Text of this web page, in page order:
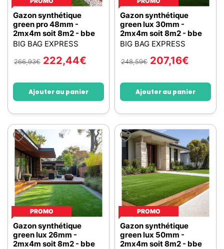
Gazon synthétique
green pro 48mm -
2mx4m soit 8m2 - bbe
BIG BAG EXPRESS
266,93€ 222,44€
Ajouter au panier
Gazon synthétique
green lux 30mm -
2mx4m soit 8m2 - bbe
BIG BAG EXPRESS
248,59€ 207,16€
Ajouter au panier
PROMO
Gazon synthétique
green lux 26mm -
2mx4m soit 8m2 - bbe
PROMO
Gazon synthétique
green lux 50mm -
2mx4m soit 8m2 - bbe